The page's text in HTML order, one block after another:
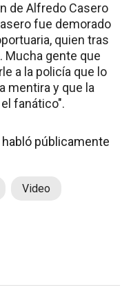
de Alfredo Casero
fue demorado
quien tras
Mucha gente que
a la policía que lo
mentira y que la
fanático".
públicamente
Video